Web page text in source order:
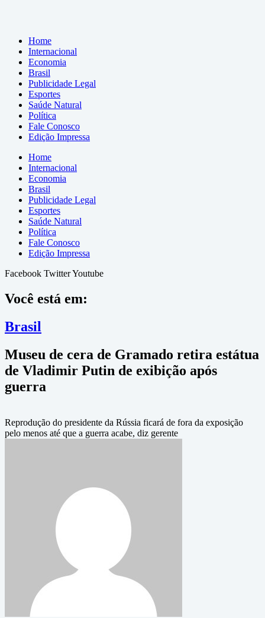
Home
Internacional
Economia
Brasil
Publicidade Legal
Esportes
Saúde Natural
Política
Fale Conosco
Edição Impressa
Home
Internacional
Economia
Brasil
Publicidade Legal
Esportes
Saúde Natural
Política
Fale Conosco
Edição Impressa
Facebook TwitterYoutube
Você está em:
Brasil
Museu de cera de Gramado retira estátua
de Vladimir Putin de exibição após
guerra
Reprodução do presidente da Rússia ficará de fora da exposição
pelo menos até que a guerra acabe, diz gerente